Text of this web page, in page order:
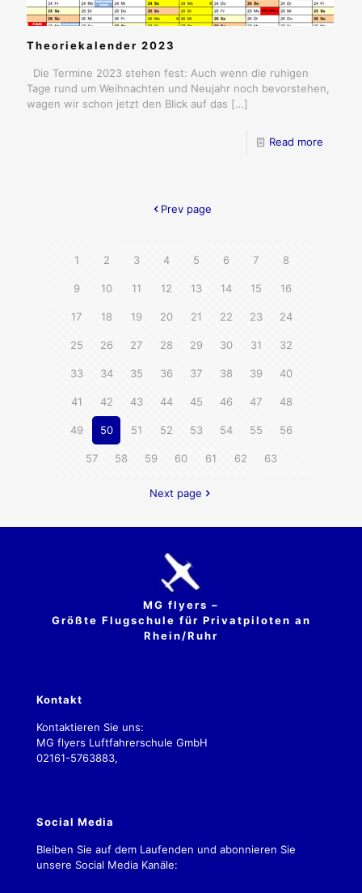
Theoriekalender 2023
Die Termine 2023 stehen fest: Auch wenn die ruhigen
Tage rund um Weihnachten und Neujahr noch bevorstehen,
wagen wir schon jetzt den Blick auf das […]
Read more
Prev page
1 2 3 4 5 6 7 8
9 10 11 12 13 14 15 16
17 18 19 20 21 22 23 24
25 26 27 28 29 30 31 32
33 34 35 36 37 38 39 40
41 42 43 44 45 46 47 48
49 50 51 52 53 54 55 56
57 58 59 60 61 62 63
Next page
MG flyers –
Größte Flugschule für Privatpiloten an
Rhein/Ruhr
Kontakt
Kontaktieren Sie uns:
MG flyers Luftfahrerschule GmbH
02161-5763883,
Social Media
Bleiben Sie auf dem Laufenden und abonnieren Sie
unsere Social Media Kanäle: